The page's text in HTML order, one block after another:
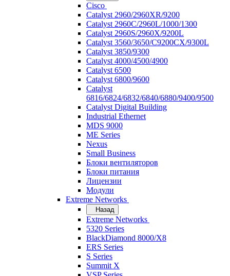
Cisco
Catalyst 2960/2960XR/9200
Catalyst 2960C/2960L/1000/1300
Catalyst 2960S/2960X/9200L
Catalyst 3560/3650/C9200CX/9300L
Catalyst 3850/9300
Catalyst 4000/4500/4900
Catalyst 6500
Catalyst 6800/9600
Catalyst
6816/6824/6832/6840/6880/9400/9500
Catalyst Digital Building
Industrial Ethernet
MDS 9000
ME Series
Nexus
Small Business
Блоки вентиляторов
Блоки питания
Лицензии
Модули
Extreme Networks
Назад
Extreme Networks
5320 Series
BlackDiamond 8000/X8
ERS Series
S Series
Summit X